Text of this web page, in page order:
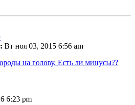
Вт ноя 03, 2015 6:56 am
на голову. Есть ли минусы??
6:23 pm